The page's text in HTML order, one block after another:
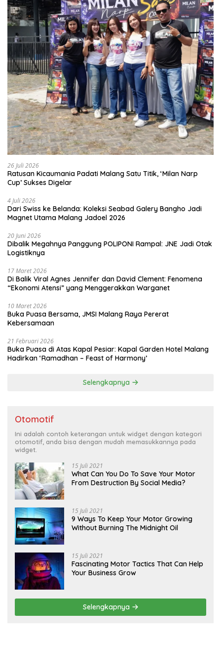
26 Juli 2026
Ratusan Kicaumania Padati Malang Satu Titik, ‘Milan Narp
Cup’ Sukses Digelar
4 Juli 2026
Dari Swiss ke Belanda: Koleksi Seabad Galery Bangho Jadi
Magnet Utama Malang Jadoel 2026
20 Juni 2026
Dibalik Megahnya Panggung POLIPONI Rampal: JNE Jadi Otak
Logistiknya
17 Maret 2026
Di Balik Viral Agnes Jennifer dan David Clement: Fenomena
“Ekonomi Atensi” yang Menggerakkan Warganet
10 Maret 2026
Buka Puasa Bersama, JMSI Malang Raya Pererat
Kebersamaan
21 Februari 2026
Buka Puasa di Atas Kapal Pesiar: Kapal Garden Hotel Malang
Hadirkan ‘Ramadhan – Feast of Harmony’
Selengkapnya
Otomotif
Ini adalah contoh keterangan untuk widget dengan kategori
otomotif, anda bisa dengan mudah memasukkannya pada
widget.
15 Juli 2021
What Can You Do To Save Your Motor
From Destruction By Social Media?
15 Juli 2021
9 Ways To Keep Your Motor Growing
Without Burning The Midnight Oil
15 Juli 2021
Fascinating Motor Tactics That Can Help
Your Business Grow
Selengkapnya